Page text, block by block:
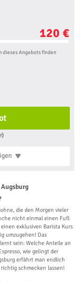
120 €
Angebots finden
die den Morgen vieler
nicht einmal einen Fuß
exklusiven Barista Kurs
umzugehen! Das
sein: Welche Anteile an
wie gelingt der
erfährt man endlich
schmecken lassen!